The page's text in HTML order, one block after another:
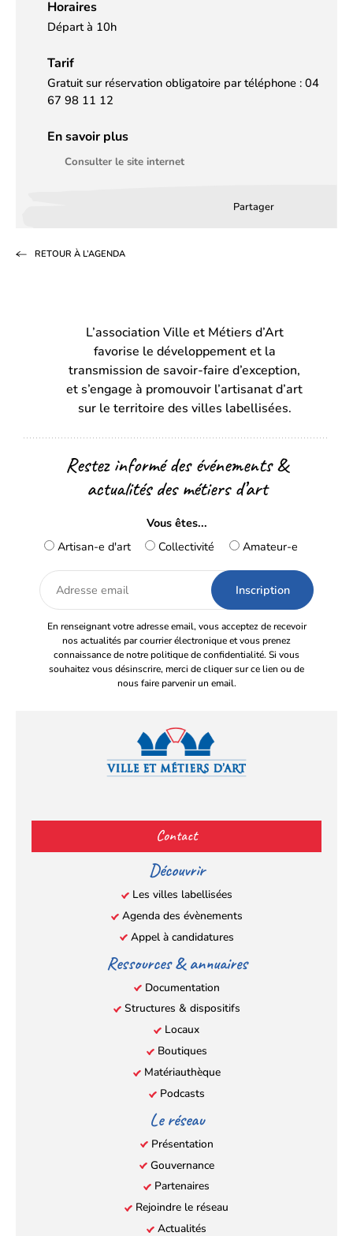
Horaires
Départ à 10h
Tarif
Gratuit sur réservation obligatoire par téléphone : 04
67 98 11 12
En savoir plus
Consulter le site internet
Partager
un
onglet)onglet)
RETOUR À L’AGENDA
L’association Ville et Métiers d’Art
favorise le développement et la
transmission de savoir-faire d’exception,
et s’engage à promouvoir l’artisanat d’art
sur le territoire des villes labellisées.
Restez informé des événements &
actualités des métiers d’art
Vous êtes...
Artisan-e d'art
Collectivité Amateur-e
Adresse
email
En renseignant votre adresse email, vous acceptez de recevoir
nos actualités par courrier électronique et vous prenez
connaissance de notre politique de confidentialité. Si vous
souhaitez vous désinscrire, merci de cliquer sur ce lien ou de
nous faire parvenir un email.
(s’ouvre
dans
nouvel
onglet)
(s’ouvre
dans
nouvel
onglet)
(s’ouvre
dans
nouvel
onglet)
(s’ouvre
nouvel
onglet)
Contact
Découvrir
Les villes labellisées
Agenda des évènements
Appel à candidatures
Ressources & annuaires
Documentation
Structures & dispositifs
Locaux
Boutiques
Matériauthèque
Podcasts
Le réseau
Présentation
Gouvernance
Partenaires
Rejoindre le réseau
Actualités